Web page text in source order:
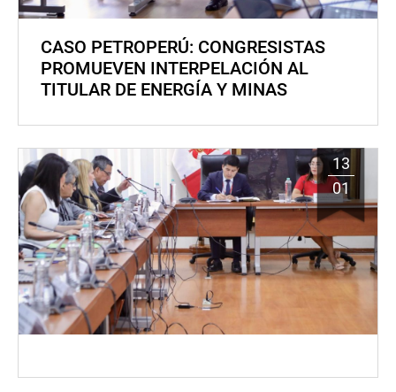
CASO PETROPERÚ: CONGRESISTAS
PROMUEVEN INTERPELACIÓN AL
TITULAR DE ENERGÍA Y MINAS
13
01